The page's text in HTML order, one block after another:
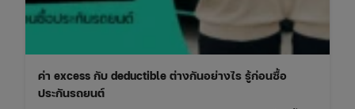
ค่า excess กับ deductible ต่างกันอย่างไร รู้ก่อนซื้อ
ประกันรถยนต์